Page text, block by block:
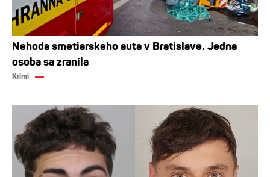
Nehoda smetiarskeho auta v Bratislave. Jedna
osoba sa zranila
Krimi